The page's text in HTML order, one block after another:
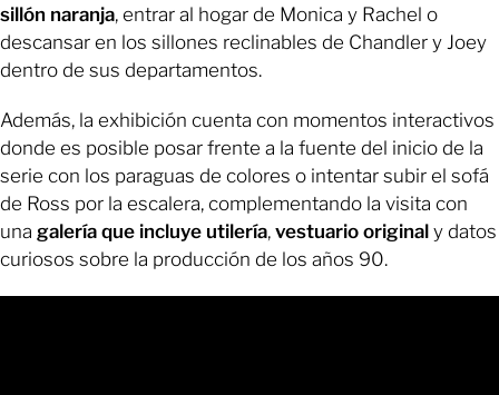
sillón naranja, entrar al hogar de Monica y Rachel o
descansar en los sillones reclinables de Chandler y Joey
dentro de sus departamentos.
Además, la exhibición cuenta con momentos interactivos
donde es posible posar frente a la fuente del inicio de la
serie con los paraguas de colores o intentar subir el sofá
de Ross por la escalera, complementando la visita con
una galería que incluye utilería, vestuario original y datos
curiosos sobre la producción de los años 90.